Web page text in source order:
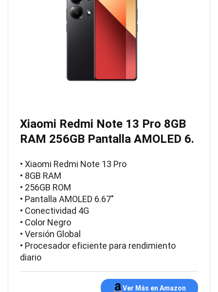
Xiaomi Redmi Note 13 Pro 8GB
RAM 256GB Pantalla AMOLED 6.
• Xiaomi Redmi Note 13 Pro
• 8GB RAM
• 256GB ROM
• Pantalla AMOLED 6.67"
• Conectividad 4G
• Color Negro
• Versión Global
• Procesador eficiente para rendimiento
diario
Ver Más en Amazon